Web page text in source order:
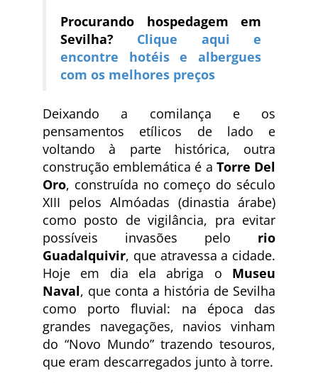
Procurando hospedagem em
Sevilha? Clique aqui e
encontre hotéis e albergues
com os melhores preços
Deixando a comilança e os
pensamentos etílicos de lado e
voltando à parte histórica, outra
construção emblemática é a Torre Del
Oro, construída no começo do século
XIII pelos Almóadas (dinastia árabe)
como posto de vigilância, pra evitar
possíveis invasões pelo rio
Guadalquivir, que atravessa a cidade.
Hoje em dia ela abriga o Museu
Naval, que conta a história de Sevilha
como porto fluvial: na época das
grandes navegações, navios vinham
do “Novo Mundo” trazendo tesouros,
que eram descarregados junto à torre.